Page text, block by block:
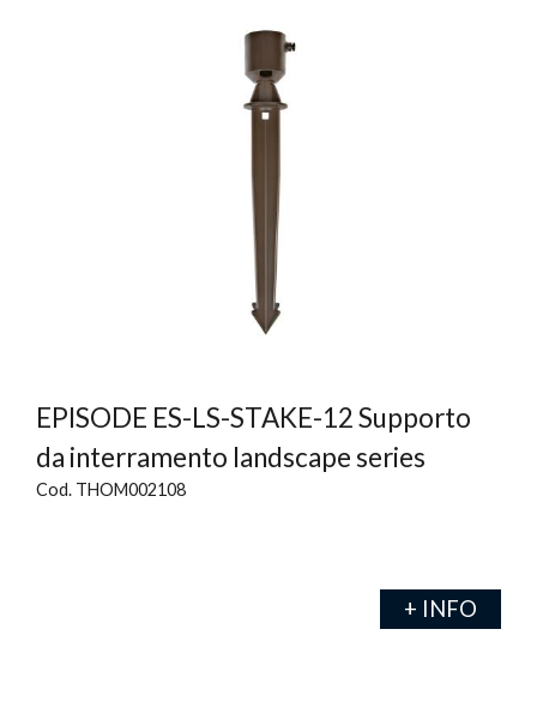
EPISODE ES-LS-STAKE-12 Supporto
da interramento landscape series
Cod. THOM002108
+ INFO